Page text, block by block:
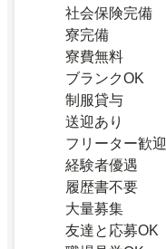
社会保険完備
寮完備
寮費無料
ブランクOK
制服貸与
送迎あり
フリーター歓迎
経験者優遇
履歴書不要
大量募集
友達と応募OK